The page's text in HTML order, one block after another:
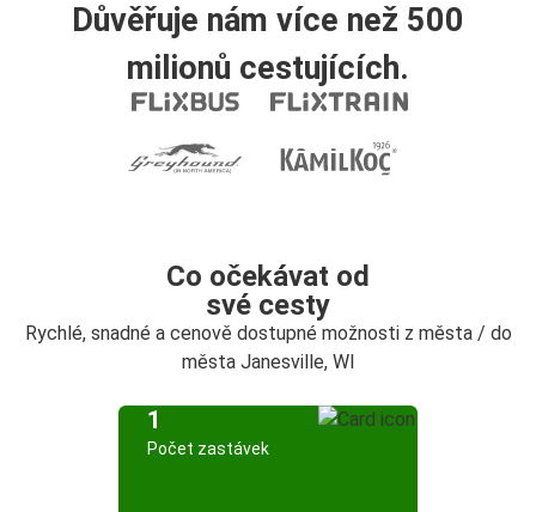
Důvěřuje nám více než 500
milionů cestujících.
Co očekávat od
své cesty
Rychlé, snadné a cenově dostupné možnosti z města / do
města Janesville, WI
1
Počet zastávek